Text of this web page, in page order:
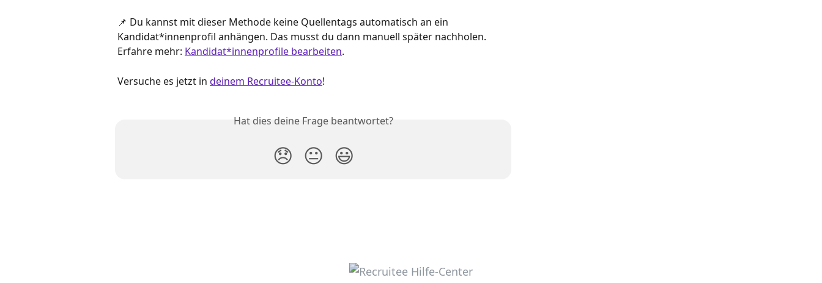
📌 Du kannst mit dieser Methode keine Quellentags automatisch an ein
Kandidat*innenprofil anhängen. Das musst du dann manuell später nachholen.
Erfahre mehr: Kandidat*innenprofile bearbeiten.
Versuche es jetzt in deinem Recruitee-Konto!
Hat dies deine Frage beantwortet?
😞 😐 😃